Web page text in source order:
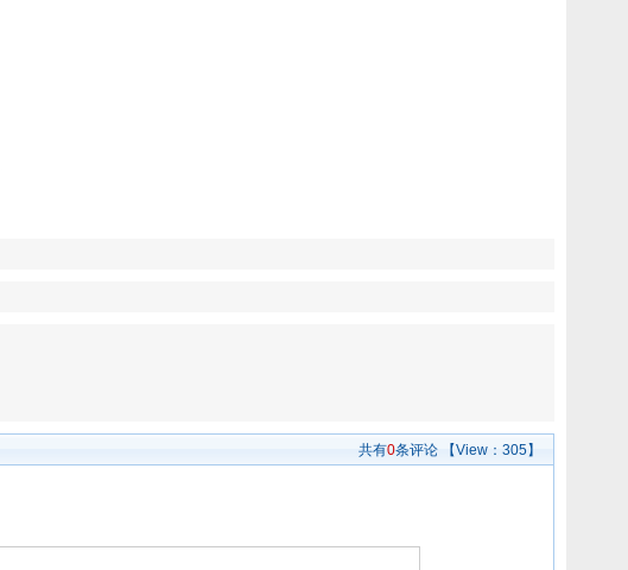
共有0条评论 【View： 305】